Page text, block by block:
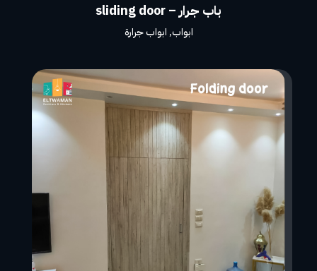
باب جرار – sliding door
ابواب, ابواب جرارة